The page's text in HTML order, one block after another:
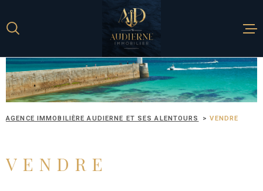
menu
contenu
ACCUEIL
NOS BIENS À
AGENCE IMMOBILIÈRE AUDIERNE ET SES ALENTOURS VENDRE
VENDRE